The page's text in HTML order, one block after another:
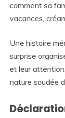
comment sa
vacances,
Une histoire
surprise
et leur
nature soudée